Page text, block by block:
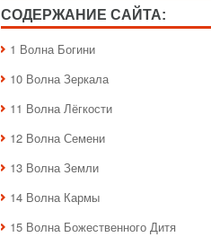
СОДЕРЖАНИЕ САЙТА:
1 Волна Богини
10 Волна Зеркала
11 Волна Лёгкости
12 Волна Семени
13 Волна Земли
14 Волна Кармы
15 Волна Божественного Дитя